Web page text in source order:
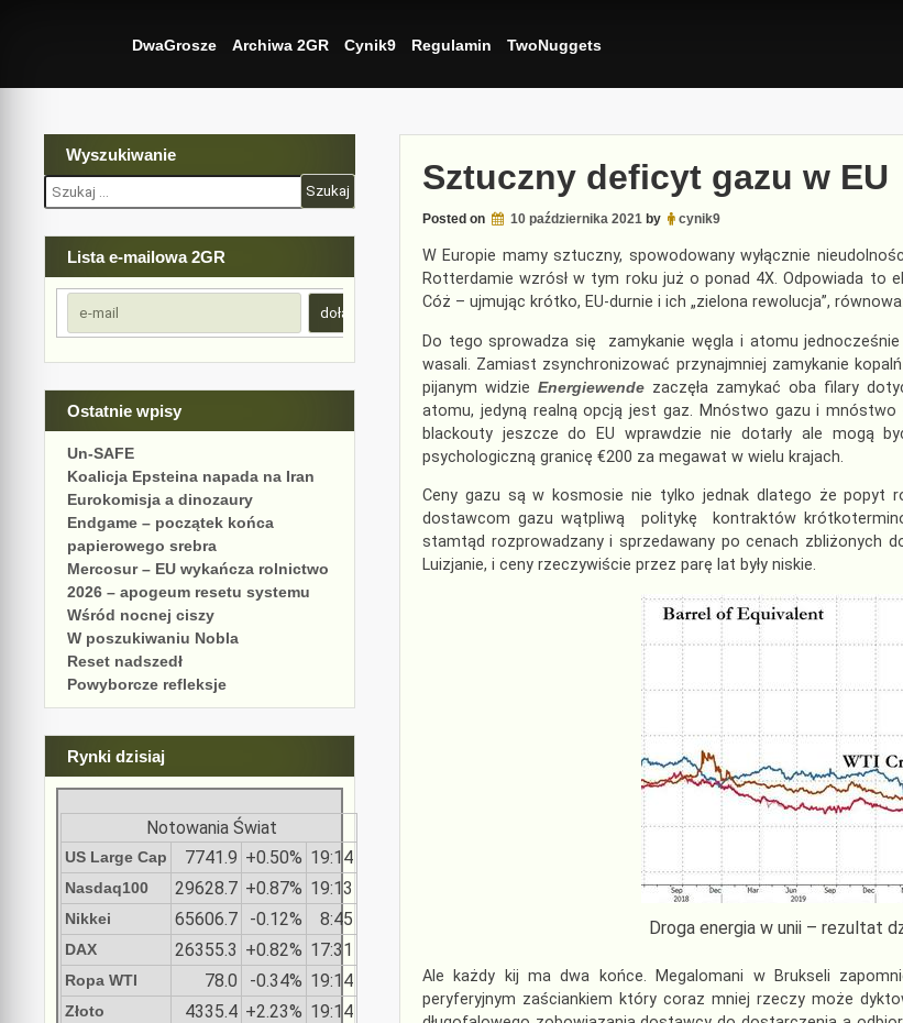
DwaGrosze Archiwa 2GR Cynik9 Regulamin TwoNuggets
Sztuczny deficyt gazu w EU
Posted on 10 października 2021by cynik9
W Europie mamy sztuczny, spowodowany wyłącznie
Rotterdamie wzrósł w tym roku już o ponad 4X. Odpowiada to
Cóż – ujmując krótko, EU-durnie i ich „zielona rewolucja”,
Do tego sprowadza się zamykanie węgla i atomu
wasali. Zamiast zsynchronizować przynajmniej zamykanie
pijanym widzie Energiewendezaczęła zamykać oba filary
atomu, jedyną realną opcją jest gaz. Mnóstwo gazu i
blackouty jeszcze do EU wprawdzie nie dotarły ale mogą
psychologiczną granicę €200 za megawat w wielu krajach.
Ceny gazu są w kosmosie nie tylko jednak dlatego że popyt
dostawcom gazu wątpliwą politykę kontraktów
stamtąd rozprowadzany i sprzedawany po cenach zbliżonych
Luizjanie, i ceny rzeczywiście przez parę lat były niskie.
Droga energia w unii – rezultat
Ale każdy kij ma dwa końce. Megalomani w Brukseli
peryferyjnym zaściankiem który coraz mniej rzeczy może
Wyszukiwanie
Szukaj:
Lista e-mailowa 2GR
Ostatnie wpisy
Un-SAFE
Koalicja Epsteina napada na Iran
Eurokomisja a dinozaury
Endgame – początek końca
papierowego srebra
Mercosur – EU wykańcza rolnictwo
2026 – apogeum resetu systemu
Wśród nocnej ciszy
W poszukiwaniu Nobla
Reset nadszedł
Powyborcze refleksje
Rynki dzisiaj
Notowania Świat
US Large Cap 7741.9 +0.50% 19:14
Nasdaq100 29628.7 +0.87% 19:13
Nikkei 65606.7 -0.12% 8:45
DAX 26355.3 +0.82% 17:31
Ropa WTI 78.0 -0.34% 19:14
Złoto 4335.4 +2.23% 19:14